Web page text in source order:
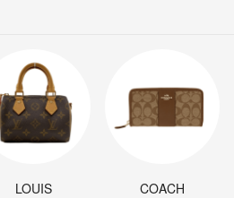
LOUIS
COACH